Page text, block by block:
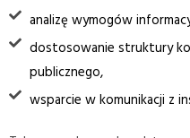
analizę wymogów
dostosowanie struktury
publicznego,
wsparcie w komunikacji z